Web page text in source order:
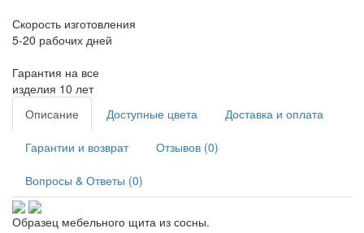
Скорость изготовления
5-20 рабочих дней
Гарантия на все
изделия 10 лет
Описание
Доступные цвета Доставка и оплата
Гарантии и возврат Отзывов (0)
Вопросы & Ответы (0)
Образец мебельного щита из сосны.